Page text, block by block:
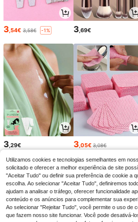
3 ,54€ 3,58€ -1% 3,69€
3 ,29€ 3,05€ 3,08€
Utilizamos cookies e tecnologias semelhantes em
solicitado e oferecer a melhor experiência de site
"Aceitar Tudo" ou definir sua preferência de cookie a
escolha. Ao selecionar "Aceitar Tudo", definiremos
ajudam a analisar o tráfego, oferecer funcionalidade
conteúdo e os anúncios para complementar sua
Ao selecionar "Rejeitar Tudo", você permite o uso de
que fazem nosso site funcionar. Você pode desativá-